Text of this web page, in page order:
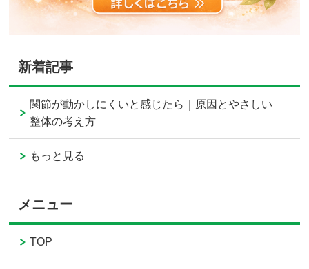
新着記事
関節が動かしにくいと感じたら｜原因とやさしい
整体の考え方
もっと見る
メニュー
TOP